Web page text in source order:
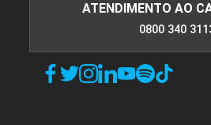
ATENDIMENTO AO
0800 340